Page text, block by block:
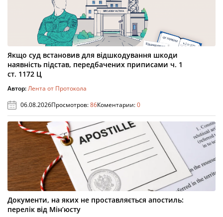
Якщо суд встановив для відшкодування шкоди
наявність підстав, передбачених приписами ч. 1
ст. 1172 Ц
Автор:Лента от Протокола
06.08.2026Просмотров:86Коментарии:0
Документи, на яких не проставляється апостиль:
перелік від Мін’юсту